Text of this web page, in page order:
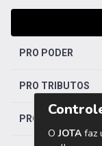
PRO PODER
PRO TRIBUTOS
PRO TRABALHISTA